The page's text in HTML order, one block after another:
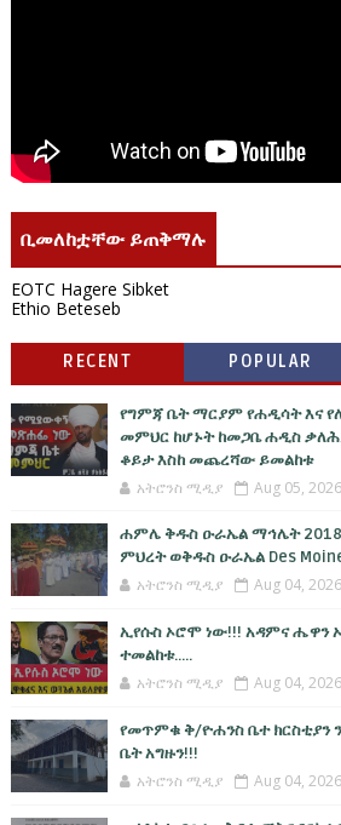
ቢመለከቷቸው ይጠቅማሉ
EOTC Hagere Sibket
Ethio Beteseb
RECENT POPULAR
የግምጃ ቤት ማርያም የሐዲሳት እና
መምህር ከሆኑት ከመጋቤ ሐዲስ
ቆይታ እስከ መጨረሻው ይመልከቱ
አትሮንስ ሚዲያ Aug 05, 2026
ሐምሌ ቅዱስ ዑራኤል ማኅሌት 2018
ምህረት ወቅዱስ ዑራኤል Des
አትሮንስ ሚዲያ Aug 04, 2026
ኢየሱስ ኦሮሞ ነው!!! አዳምና ሔዋን
ተመልከቱ.....
አትሮንስ ሚዲያ Aug 04, 2026
የመጥምቁ ቅ/ዮሐንስ ቤተ ክርስቲያን
ቤት አግዙን!!!
አትሮንስ ሚዲያ Aug 04, 2026